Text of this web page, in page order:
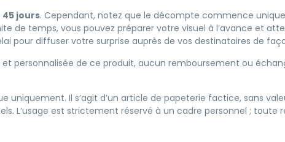
45 jours. Cependant, notez que le décompte commence
de temps, vous pouvez préparer votre visuel à l’avance et
pour diffuser votre surprise auprès de vos destinataires de
personnalisée de ce produit, aucun remboursement ou
uniquement. Il s’agit d’un article de papeterie factice, sans
L’usage est strictement réservé à un cadre personnel ;